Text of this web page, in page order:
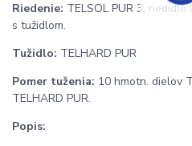
Riedenie: TELSOL PUR 3,
s tužidlom.
Tužidlo: TELHARD PUR
Pomer tuženia: 10 hmotn. dielov
TELHARD PUR.
Popis: